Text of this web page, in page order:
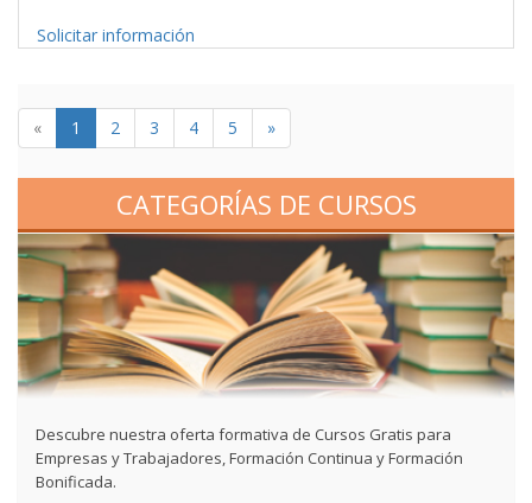
Solicitar información
« 1 2 3 4 5 »
CATEGORÍAS DE CURSOS
Descubre nuestra oferta formativa de Cursos Gratis para
Empresas y Trabajadores, Formación Continua y Formación
Bonificada.